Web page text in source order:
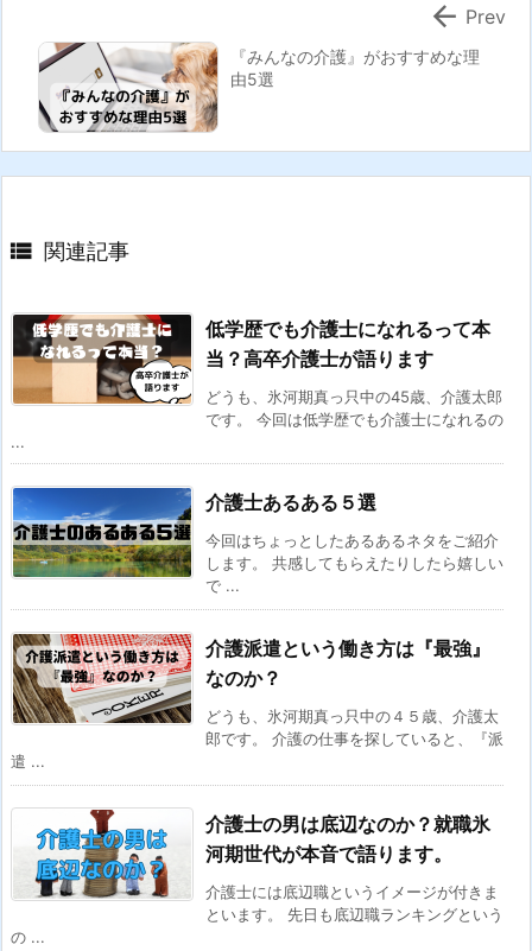
『みんなの介護』がおすすめな理
由5選
 Prev
 関連記事
低学歴でも介護士になれるって本
当？高卒介護士が語ります
どうも、氷河期真っ只中の45歳、介護太郎
です。 今回は低学歴でも介護士になれるの
...
介護士あるある５選
今回はちょっとしたあるあるネタをご紹介
します。 共感してもらえたりしたら嬉しい
で ...
介護派遣という働き方は『最強』
なのか？
どうも、氷河期真っ只中の４５歳、介護太
郎です。 介護の仕事を探していると、『派
遣 ...
介護士の男は底辺なのか？就職氷
河期世代が本音で語ります。
介護士には底辺職というイメージが付きま
といます。 先日も底辺職ランキングという
の ...